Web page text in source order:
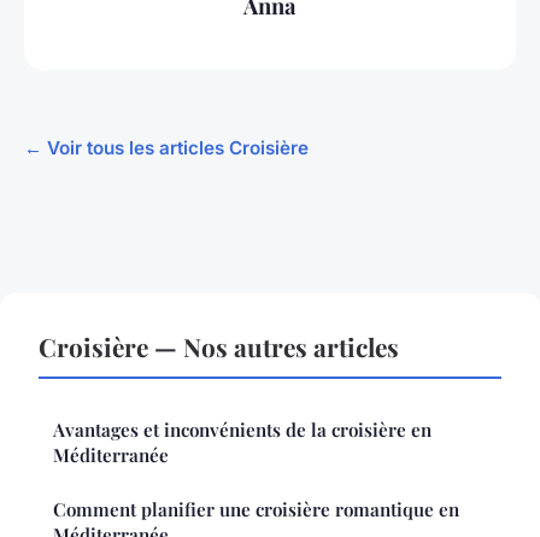
← Voir tous les articles Croisière
Croisière — Nos autres articles
Avantages et inconvénients de la croisière en
Méditerranée
Comment planifier une croisière romantique en